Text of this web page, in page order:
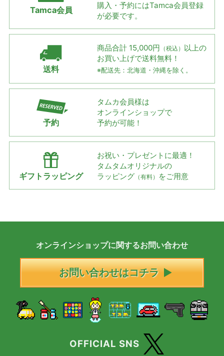
Tamca会員
購入・予約にはTamca会員登録
が必要です。
送料
商品合計 15,000円 （税込） 以上の
お買い上げで送料無料！
※配送先：北海道・沖縄を除く。
予約
タムカ会員様は
オンラインショップで
予約が可能！
ギフトラッピング
お祝い・プレゼントに最適！
タムタムオリジナルの
ラッピング （有料） をご用意
オンラインショップに関するお問い合わせ
お問い合わせはコチラ
OFFICIAL SNS